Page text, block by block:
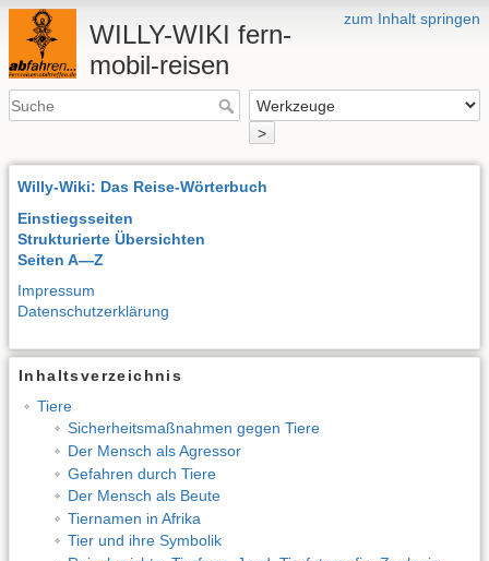
zum Inhalt springen
WILLY-WIKI fern-
mobil-reisen
>
Willy-Wiki: Das Reise-Wörterbuch
Einstiegsseiten
Strukturierte Übersichten
Seiten A—Z
Impressum
Datenschutzerklärung
Inhaltsverzeichnis
Tiere
Sicherheitsmaßnahmen gegen Tiere
Der Mensch als Agressor
Gefahren durch Tiere
Der Mensch als Beute
Tiernamen in Afrika
Tier und ihre Symbolik